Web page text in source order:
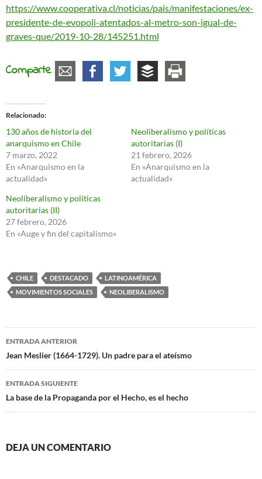
https://www.cooperativa.cl/noticias/pais/manifestaciones/ex-
presidente-de-evopoli-atentados-al-metro-son-igual-de-
graves-que/2019-10-28/145251.html
Comparte
Relacionado
130 años de historia del
anarquismo en Chile
7 marzo, 2022
En «Anarquismo en la
actualidad»
Neoliberalismo y políticas
autoritarias (I)
21 febrero, 2026
En «Anarquismo en la
actualidad»
Neoliberalismo y políticas
autoritarias (II)
27 febrero, 2026
En «Auge y fin del capitalismo»
CHILE DESTACADO
LATINOAMÉRICA
MOVIMIENTOS SOCIALES
NEOLIBERALISMO
Navegación
de
entradas
ENTRADA ANTERIOR
Jean Meslier (1664-1729). Un padre para el ateísmo
ENTRADA SIGUIENTE
La base de la Propaganda por el Hecho, es el hecho
DEJA UN COMENTARIO